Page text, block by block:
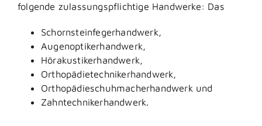
folgende zulassungspflichtige Handwerke: Das
Schornsteinfegerhandwerk,
Augenoptikerhandwerk,
Hörakustikerhandwerk,
Orthopädietechnikerhandwerk,
Orthopädieschuhmacherhandwerk und
Zahntechnikerhandwerk.